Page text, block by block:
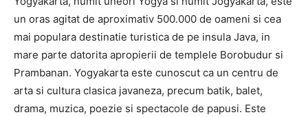
un oras agitat de aproximativ 500.000 de oameni si cea
mai populara destinatie turistica de pe insula Java, in
mare parte datorita apropierii de templele Borobudur si
Prambanan. Yogyakarta este cunoscut ca un centru de
arta si cultura clasica javaneza, precum batik, balet,
drama, muzica, poezie si spectacole de papusi. Este